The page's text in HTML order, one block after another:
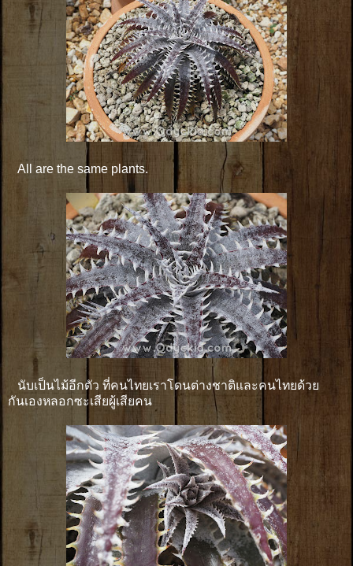
All are the same plants.
นับเป็นไม้อีกตัว ที่คนไทยเราโดนต่างชาติและคนไทยด้วย
กันเองหลอกซะเสียผู้เสียคน